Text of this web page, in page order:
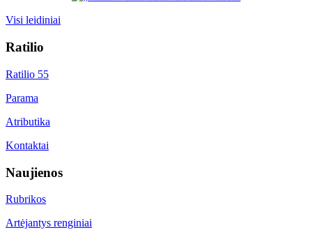
Visi leidiniai
Ratilio
Ratilio 55
Parama
Atributika
Kontaktai
Naujienos
Rubrikos
Artėjantys renginiai